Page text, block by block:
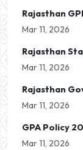
Rajasthan
Mar 11, 2026
Rajasthan
Mar 11, 2026
Rajasthan
Mar 11, 2026
GPA Policy
Mar 11, 2026